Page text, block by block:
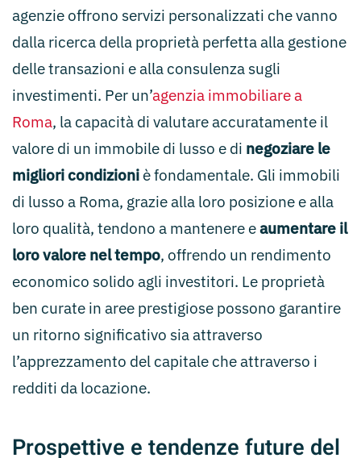
agenzie offrono servizi personalizzati che vanno
dalla ricerca della proprietà perfetta alla gestione
delle transazioni e alla consulenza sugli
investimenti. Per un’agenzia immobiliare a
Roma, la capacità di valutare accuratamente il
valore di un immobile di lusso e di negoziare le
migliori condizioni è fondamentale. Gli immobili
di lusso a Roma, grazie alla loro posizione e alla
loro qualità, tendono a mantenere eaumentare il
loro valore nel tempo, offrendo un rendimento
economico solido agli investitori. Le proprietà
ben curate in aree prestigiose possono garantire
un ritorno significativo sia attraverso
l’apprezzamento del capitale che attraverso i
redditi da locazione.
Prospettive e tendenze future del